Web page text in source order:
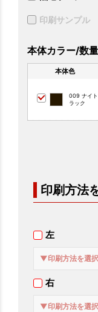
印刷サンプル
本体カラー/数量
本体色
009 ナイ
ラック
印刷方法
左
▼印刷方法を選
右
▼印刷方法を選